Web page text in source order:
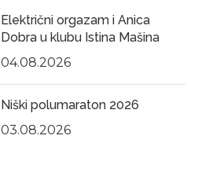
Električni orgazam i Anica
Dobra u klubu Istina Mašina
04.08.2026
Niški polumaraton 2026
03.08.2026